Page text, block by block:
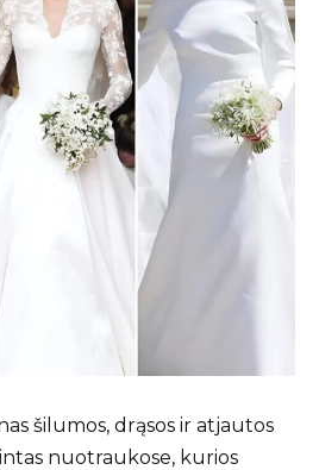
šilumos, drąsos ir atjautos
nuotraukose, kurios